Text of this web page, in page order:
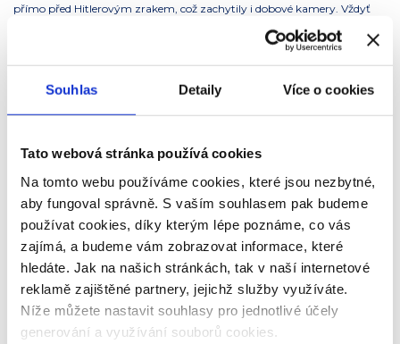
Souhlas Detaily Více o cookies
Tato webová stránka používá cookies
Na tomto webu používáme cookies, které jsou nezbytné,
aby fungoval správně. S vaším souhlasem pak budeme
používat cookies, díky kterým lépe poznáme, co vás
zajímá, a budeme vám zobrazovat informace, které
hledáte. Jak na našich stránkách, tak v naší internetové
reklamě zajištěné partnery, jejichž služby využíváte.
Níže můžete nastavit souhlasy pro jednotlivé účely
generování a využívání souborů cookies.
přímo před Hitlerovým zrakem, což zachytily i dobové kamery. Vždyť
považte, že Long, stejně jako jeho reprezentační kolegové, byl pod
obrovským tlakem propagandy a na stupni vítězů musel ostentativně
Právě tyto kulisy dotvořily nádherný příběh úcty a respektu mezi
soupeři, kteří se nikdy, právě kvůli okolnostem olympiády v Berlíně,
z posledních dopisů před svou smrtí na Sicílii v roce 1943 pozval Long
Owense, aby po válce navštívil jeho rodinu. Američan jeho přání po
válce splnil a dokonce šel Longovu synovi za svědka na jeho
svatbě. „Může to znít divně, ale já cítím, že Luz Long byl tím nejlepším
příkladem fair play a přátelství, jaký jsem kdy v životě zažil,“ řekl Owens.